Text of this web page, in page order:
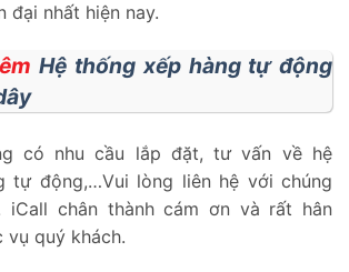
đại nhất hiện nay.
Hệ thống xếp hàng tự động
có nhu cầu lắp đặt, tư vấn về hệ
tự động,…Vui lòng liên hệ với chúng
iCall chân thành cám ơn và rất hân
vụ quý khách.